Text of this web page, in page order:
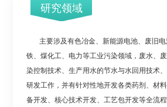
研究领域
主要涉及有色冶金、新能源电池、废旧
铁、煤化工、电力等工业污染领域，废水、
染控制技术、生产用水的节水与水回用技术
研发工作，并有针对性地开发各类药剂、材
备开发、核心技术开发、工艺包开发等全流程